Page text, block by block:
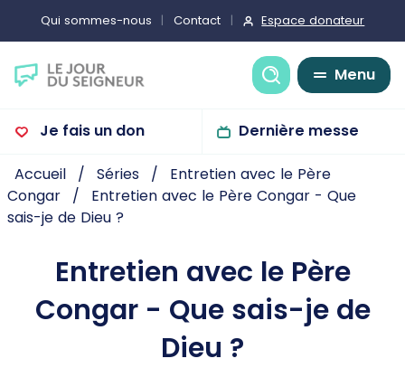
Qui sommes-nous Contact Espace donateur
Recherche
Menu
Je fais un don Dernière messe
Accueil Séries
Entretien avec le Père
Congar
Entretien avec le Père Congar - Que
sais-je de Dieu ?
Entretien avec le Père
Congar - Que sais-je de
Dieu ?